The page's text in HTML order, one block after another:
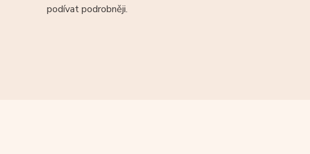
podívat podrobněji.